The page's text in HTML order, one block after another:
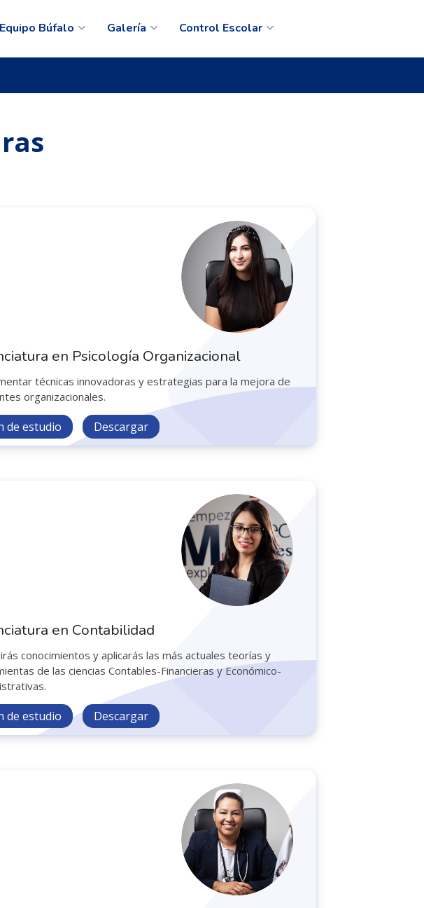
Equipo Búfalo Galería Control Escolar
en Psicología Organizacional
técnicas innovadoras y estrategias para la mejora de
organizacionales.
de estudio Descargar
en Contabilidad
conocimientos y aplicarás las más actuales teorías y
de las ciencias Contables-Financieras y Económico-
de estudio Descargar